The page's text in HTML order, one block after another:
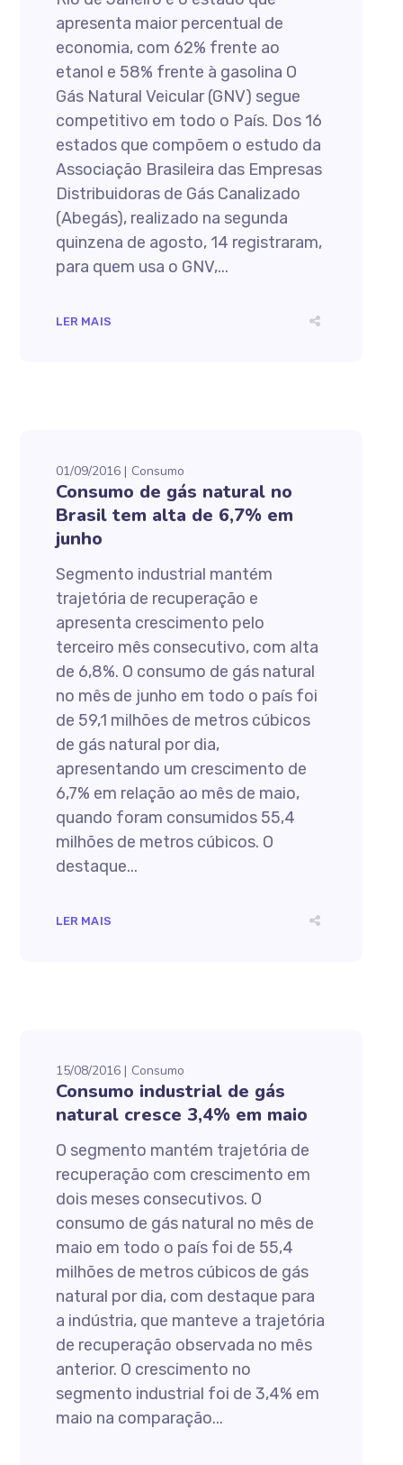
apresenta maior percentual de
economia, com 62% frente ao
etanol e 58% frente à gasolina O
Gás Natural Veicular (GNV) segue
competitivo em todo o País. Dos 16
estados que compõem o estudo da
Associação Brasileira das Empresas
Distribuidoras de Gás Canalizado
(Abegás), realizado na segunda
quinzena de agosto, 14 registraram,
para quem usa o GNV,...
LER MAIS
01/09/2016 Consumo
Consumo de gás natural no
Brasil tem alta de 6,7% em
junho
Segmento industrial mantém
trajetória de recuperação e
apresenta crescimento pelo
terceiro mês consecutivo, com alta
de 6,8%. O consumo de gás natural
no mês de junho em todo o país foi
de 59,1 milhões de metros cúbicos
de gás natural por dia,
apresentando um crescimento de
6,7% em relação ao mês de maio,
quando foram consumidos 55,4
milhões de metros cúbicos. O
destaque...
LER MAIS
15/08/2016 Consumo
Consumo industrial de gás
natural cresce 3,4% em maio
O segmento mantém trajetória de
recuperação com crescimento em
dois meses consecutivos. O
consumo de gás natural no mês de
maio em todo o país foi de 55,4
milhões de metros cúbicos de gás
natural por dia, com destaque para
a indústria, que manteve a trajetória
de recuperação observada no mês
anterior. O crescimento no
segmento industrial foi de 3,4% em
maio na comparação...